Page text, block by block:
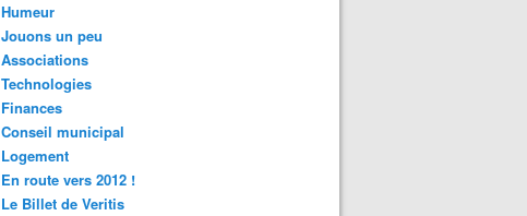
Humeur
Jouons un peu
Associations
Technologies
Finances
Conseil municipal
Logement
En route vers 2012 !
Le Billet de Veritis